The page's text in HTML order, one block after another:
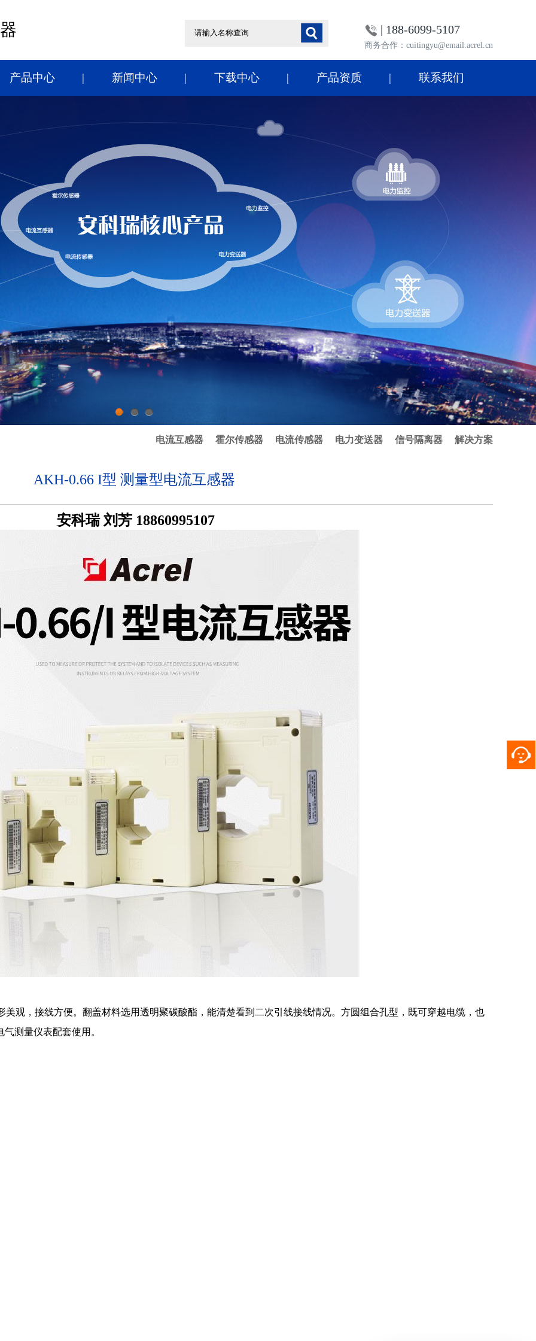
| 188-6099-5107
商务合作：cuitingyu@email.acrel.cn
产品中心 新闻中心 下载中心 产品资质 联系我们
电流互感器
霍尔传感器 电流传感器 电力变送器 信号隔离器 解决方案
AKH-0.66 I型 测量型电流互感器
安科瑞 刘芳 18860995107
美观，接线方便。翻盖材料选用透明聚碳酸酯，能清楚看到二次引线接线情况。方圆组合孔型，既可穿越电缆，也
测量仪表配套使用。